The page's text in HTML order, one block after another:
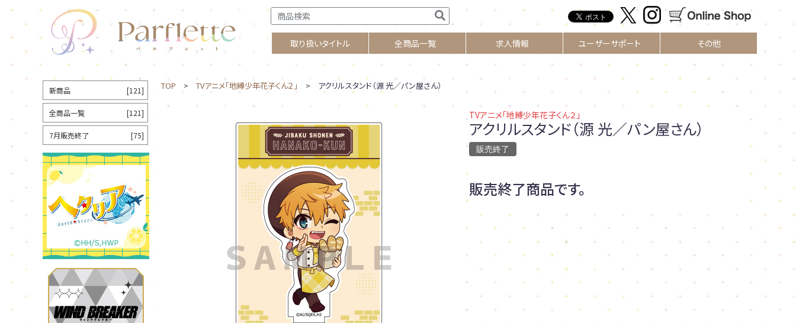
取り扱いタイトル 全商品一覧 求人情報 ユーザーサポート その他
TOP > TVアニメ「地縛少年花子くん２」 > アクリルスタンド（源 光／パン屋さん）
TVアニメ「地縛少年花子くん２」
アクリルスタンド（源 光／パン屋さん）
販売終了
販売終了商品です。
新商品 [121]
全商品一覧 [121]
7月販売終了 [75]